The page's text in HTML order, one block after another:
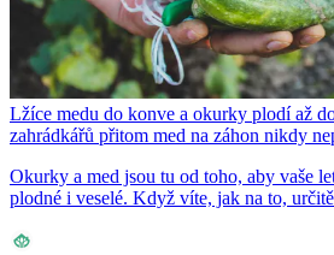
Lžíce medu do konve a okurky plodí až
zahrádkářů přitom med na záhon nikdy
Okurky a med jsou tu od toho, aby vaše
plodné i veselé. Když víte, jak na to,